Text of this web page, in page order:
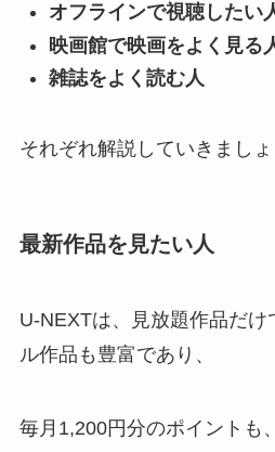
オフラインで視聴したい
映画館で映画をよく見る
雑誌をよく読む人
それぞれ解説していきましょ
最新作品を見たい人
U-NEXTは、見放題作品だけ
ル作品も豊富であり、
毎月1,200円分のポイントも